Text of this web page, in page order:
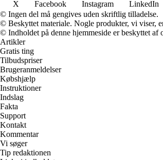
X
Facebook Instagram LinkedIn
© Ingen del må gengives uden skriftlig tilladelse.
© Beskyttet materiale. Nogle produkter, vi viser,
© Indholdet på denne hjemmeside er beskyttet
Artikler
Gratis ting
Tilbudspriser
Brugeranmeldelser
Købshjælp
Instruktioner
Indslag
Fakta
Support
Kontakt
Kommentar
Vi søger
Tip redaktionen